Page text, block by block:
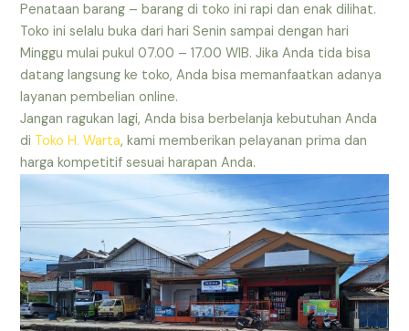
Penataan barang – barang di toko ini rapi dan enak dilihat.
Toko ini selalu buka dari hari Senin sampai dengan hari
Minggu mulai pukul 07.00 – 17.00 WIB. Jika Anda tida bisa
datang langsung ke toko, Anda bisa memanfaatkan adanya
layanan pembelian online.
Jangan ragukan lagi, Anda bisa berbelanja kebutuhan Anda
di Toko H. Warta, kami memberikan pelayanan prima dan
harga kompetitif sesuai harapan Anda.